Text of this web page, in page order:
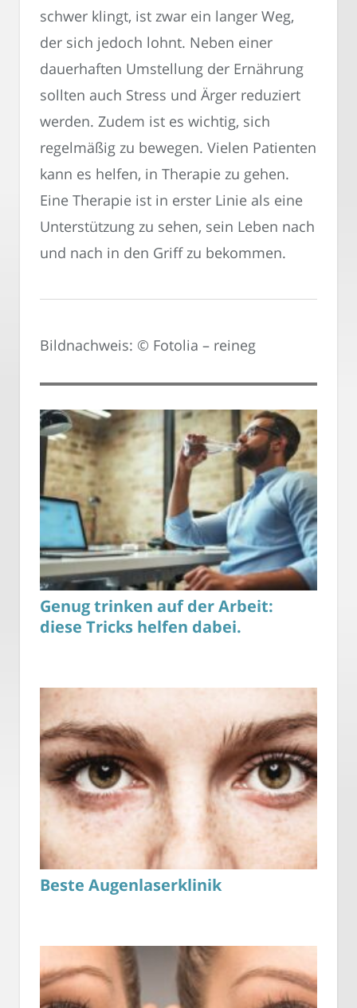
schwer klingt, ist zwar ein langer Weg,
der sich jedoch lohnt. Neben einer
dauerhaften Umstellung der Ernährung
sollten auch Stress und Ärger reduziert
werden. Zudem ist es wichtig, sich
regelmäßig zu bewegen. Vielen Patienten
kann es helfen, in Therapie zu gehen.
Eine Therapie ist in erster Linie als eine
Unterstützung zu sehen, sein Leben nach
und nach in den Griff zu bekommen.
Bildnachweis: © Fotolia – reineg
Genug trinken auf der Arbeit:
diese Tricks helfen dabei.
Beste Augenlaserklinik